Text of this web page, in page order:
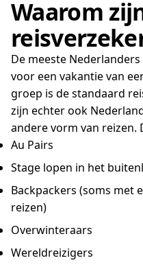
Waarom
De meeste
voor een vakantie van
groep is de standaard
zijn echter ook
andere vorm van reizen.
Au Pairs
Stage lopen in het
Backpackers (soms met
reizen)
Overwinteraars
Wereldreizigers